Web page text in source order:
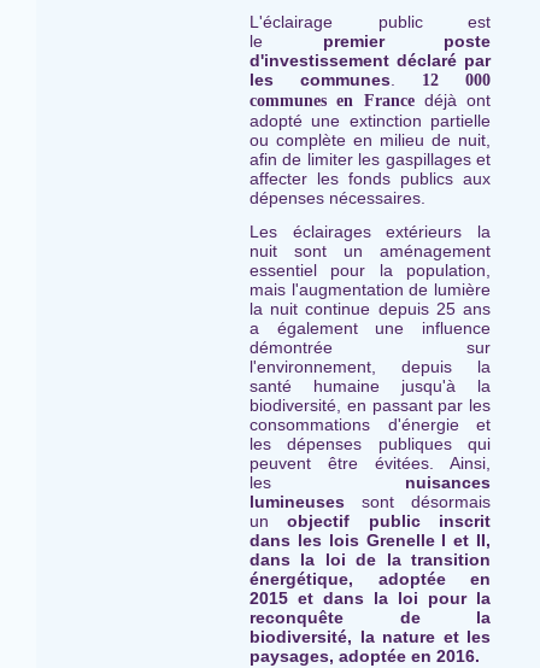
L'éclairage public est
le premier
poste
d'investissement déclaré par
les communes. 12 000
communes en France déjà ont
adopté une extinction partielle
ou complète en milieu de nuit,
afin de limiter les gaspillages et
affecter les fonds publics aux
dépenses nécessaires.
Les éclairages extérieurs la
nuit sont un aménagement
essentiel pour la population,
mais l'augmentation de lumière
la nuit continue depuis 25 ans
a également une influence
démontrée sur
l'environnement, depuis la
santé humaine jusqu'à la
biodiversité, en passant par les
consommations d'énergie et
les dépenses publiques qui
peuvent être évitées. Ainsi,
les nuisances
lumineuses sont désormais
unobjectif public inscrit
dans les lois Grenelle I et II,
dans la loi de la transition
énergétique, adoptée en
2015 et dans la loi pour la
reconquête de la
biodiversité, la nature et les
paysages, adoptée en 2016.